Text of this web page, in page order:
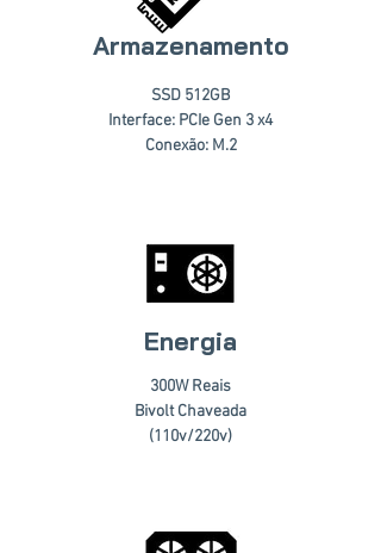
Armazenamento
SSD 512GB
Interface: PCIe Gen 3 x4
Conexão: M.2
Energia
300W Reais
Bivolt Chaveada
(110v/220v)